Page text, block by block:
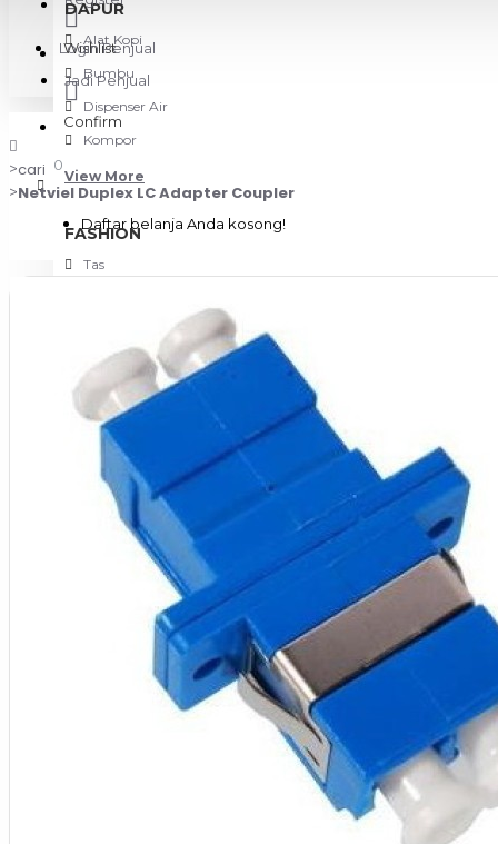
Wishlist
Confirm
0
Daftar belanja Anda kosong!
DAPUR
Alat Kopi
Bumbu
Dispenser Air
Kompor
View More
FASHION
Tas
KAMERA & GADGET
Aksesoris Kamera
Baterai
Construction Camera
Mobile Speaker
View More
KECANTIKAN
KESEHATAN
Login Penjual
Jadi Penjual
cari
Netviel Duplex LC Adapter Coupler